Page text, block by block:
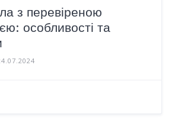
з перевіреною
особливості та